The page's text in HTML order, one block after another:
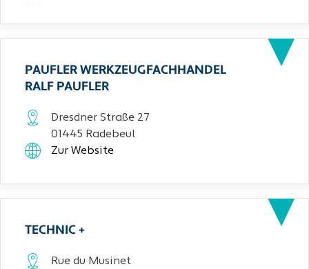
PAUFLER WERKZEUGFACHHANDEL
RALF PAUFLER
Dresdner Straße 27
01445 Radebeul
Zur Website
TECHNIC +
Rue du Musinet